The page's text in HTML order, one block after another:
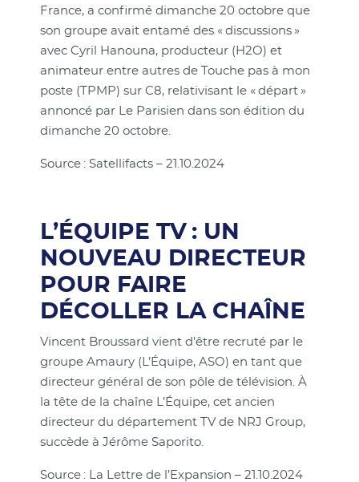
France, a confirmé dimanche 20 octobre que
son groupe avait entamé des « discussions »
avec Cyril Hanouna, producteur (H2O) et
animateur entre autres de Touche pas à mon
poste (TPMP) sur C8, relativisant le « départ »
annoncé par Le Parisien dans son édition du
dimanche 20 octobre.
Source : Satellifacts – 21.10.2024
L’ÉQUIPE TV : UN
NOUVEAU DIRECTEUR
POUR FAIRE
DÉCOLLER LA CHAÎNE
Vincent Broussard vient d’être recruté par le
groupe Amaury (L’Équipe, ASO) en tant que
directeur général de son pôle de télévision. À
la tête de la chaîne L’Équipe, cet ancien
directeur du département TV de NRJ Group,
succède à Jérôme Saporito.
Source : La Lettre de l’Expansion – 21.10.2024